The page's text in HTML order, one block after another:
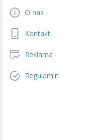
O nas
Kontakt
Reklama
Regulamin